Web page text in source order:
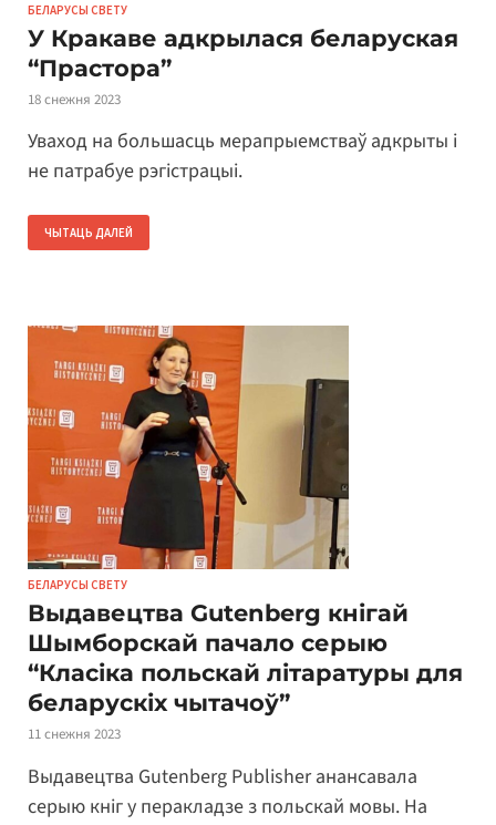
БЕЛАРУСЫ СВЕТУ
У Кракаве адкрылася беларуская
“Прастора”
18 снежня 2023
Уваход на большасць мерапрыемстваў адкрыты і
не патрабуе рэгістрацыі.
ЧЫТАЦЬ ДАЛЕЙ
БЕЛАРУСЫ СВЕТУ
Выдавецтва Gutenberg кнігай
Шымборскай пачало серыю
“Класіка польскай літаратуры для
беларускіх чытачоў”
11 снежня 2023
Выдавецтва Gutenberg Publisher анансавала
серыю кніг у перакладзе з польскай мовы. На